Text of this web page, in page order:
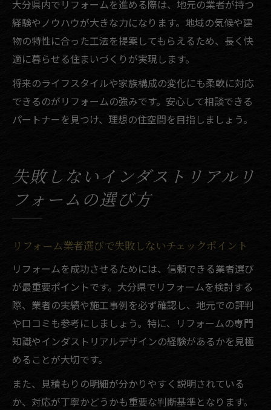
大分県内でリフォームを進める際は、地元の業者が持つ
経験やノウハウが大きな力になります。地域の気候や建
物の特性に合った工法を提案してもらえるため、長く快
適に暮らせる住まいづくりが実現します。
将来のライフスタイルや家族構成の変化にも柔軟に対応
できるのがリフォームの強みです。安心して相談できる
パートナーを見つけ、理想の住空間を目指しましょう。
失敗しないインダストリアルリ
フォームの選び方
リフォーム業者選びで失敗しないチェックポイント
リフォームを成功させるためには、信頼できる業者選び
が最重要ポイントです。大分県でリフォームを検討する
際、業者の実績や施工事例を必ず確認し、地元での評判
や口コミも参考にしましょう。特に、リフォームの専門
知識やインダストリアルデザインの経験があるかを見極
めることが大切です。
また、見積もりの明細が分かりやすく説明されている
か、対応が丁寧かどうかも重要な判断基準となります。